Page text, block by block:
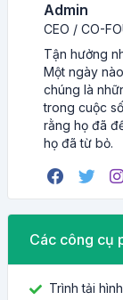
Admin
CEO / CO-
Tận hưởng
Một ngày
chúng là
trong cuộc
rằng họ đã
họ đã từ bỏ.
Các công cụ
Trình tải